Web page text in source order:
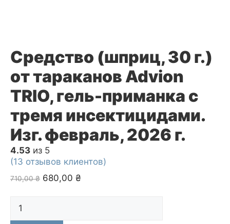
Средство (шприц, 30 г.)
от тараканов Advion
TRIO, гель-приманка с
тремя инсектицидами.
Изг. февраль, 2026 г.
4.53 из 5
(13 отзывов клиентов)
710,00₴ Первоначальная
680,00 ₴
товара